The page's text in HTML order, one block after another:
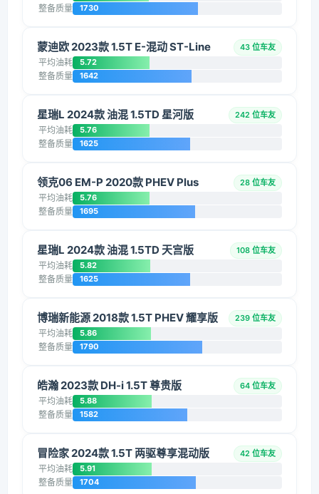
整备质量 1730
蒙迪欧 2023款 1.5T E-混动 ST-Line 43 位车友
平均油耗 5.72
整备质量 1642
星瑞L 2024款 油混 1.5TD 星河版 242 位车友
平均油耗 5.76
整备质量 1625
领克06 EM-P 2020款 PHEV Plus 28 位车友
平均油耗 5.76
整备质量 1695
星瑞L 2024款 油混 1.5TD 天宫版 108 位车友
平均油耗 5.82
整备质量 1625
博瑞新能源 2018款 1.5T PHEV 耀享版 239 位车友
平均油耗 5.86
整备质量 1790
皓瀚 2023款 DH-i 1.5T 尊贵版 64 位车友
平均油耗 5.88
整备质量 1582
冒险家 2024款 1.5T 两驱尊享混动版 42 位车友
平均油耗 5.91
整备质量 1704